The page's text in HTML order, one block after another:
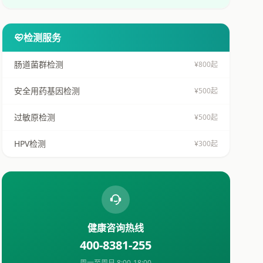
检测服务
肠道菌群检测 ¥800起
安全用药基因检测 ¥500起
过敏原检测 ¥500起
HPV检测 ¥300起
健康咨询热线
400-8381-255